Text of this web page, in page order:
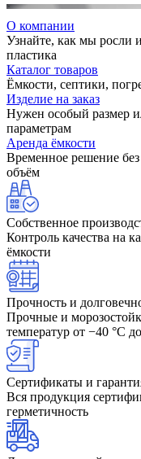
О компании
Узнайте, как мы росли
пластика
Каталог товаров
Ёмкости, септики,
Изделие на заказ
Нужен особый размер
параметрам
Аренда ёмкости
Временное решение
объём
Собственное
Контроль качества на
ёмкости
Прочность и
Прочные и
температур от −40 °C
Сертификаты и
Вся продукция
герметичность